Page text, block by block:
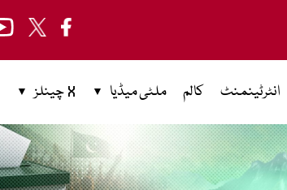
انٹرٹینمنٹ کالم ملٹی میڈیا X چینلز